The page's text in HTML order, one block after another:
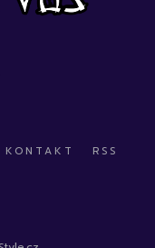
KONTAKT RSS